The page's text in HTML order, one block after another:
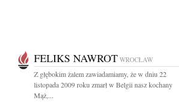
FELIKS NAWROT WROCŁAW
Z głębokim żalem zawiadamiamy, że w dniu 22
listopada 2009 roku zmarł w Belgii nasz kochany
Mąż,...